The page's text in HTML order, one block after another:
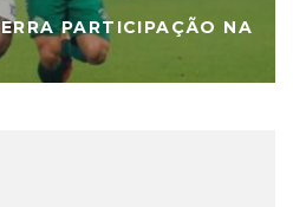
PARTICIPAÇÃO NA